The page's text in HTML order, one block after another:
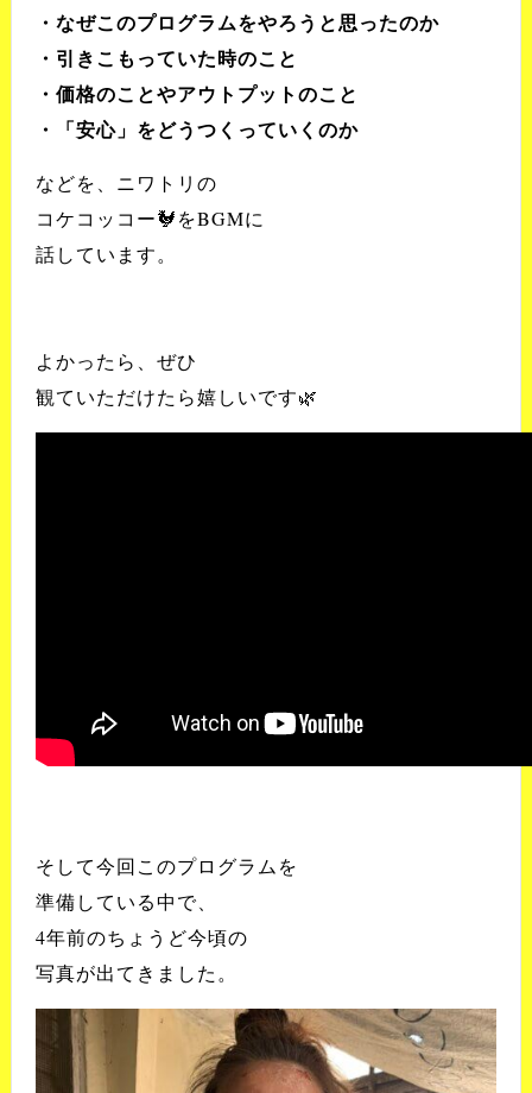
・なぜこのプログラムをやろうと思ったのか
・引きこもっていた時のこと
・価格のことやアウトプットのこと
・「安心」をどうつくっていくのか
などを、ニワトリの
コケコッコー🐓をBGMに
話しています。
よかったら、ぜひ
観ていただけたら嬉しいです🌿
そして今回このプログラムを
準備している中で、
4年前のちょうど今頃の
写真が出てきました。